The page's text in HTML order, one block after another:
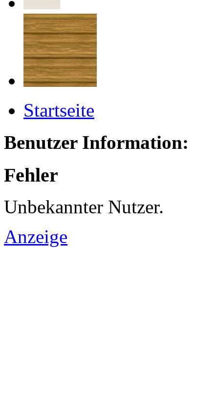
Startseite
Benutzer Information:
Fehler
Unbekannter Nutzer.
Anzeige